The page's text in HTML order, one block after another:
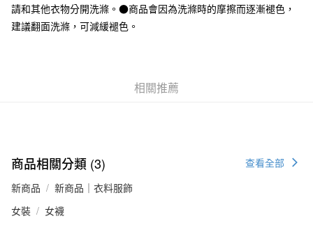
台新國際商業銀行
中國信託商業銀行
台灣樂天信用卡公司
運送方式
付款後7-11取貨
每筆NT$65，滿NT$1,000(含以上)免運費
宅配
請和其他衣物分開洗滌。●商品會因為洗滌時的摩擦而逐漸褪色，
建議翻面洗滌，可減緩褪色。
相關推薦
商品相關分類 (3)
查看全部
新商品
新商品｜衣料服飾
女裝
女襪